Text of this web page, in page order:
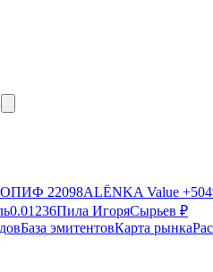
ОПИФ 22098ALЁNKA Value
0.01236Пила ИгоряСырьев ₽
База эмитентовКарта рынка